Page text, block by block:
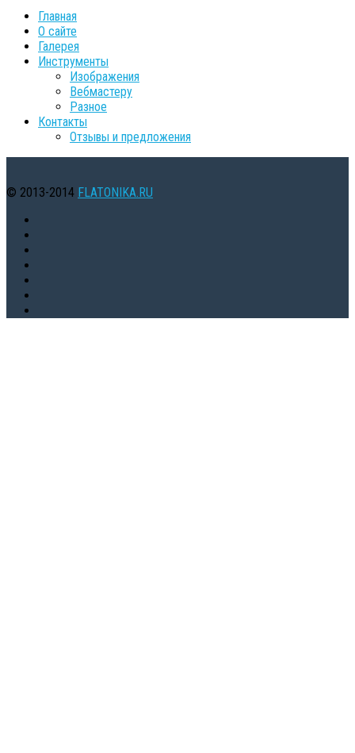
Главная
О сайте
Галерея
Инструменты
Изображения
Вебмастеру
Разное
Контакты
Oтзывы и предложения
© 2013-2014 FLATONIKA.RU